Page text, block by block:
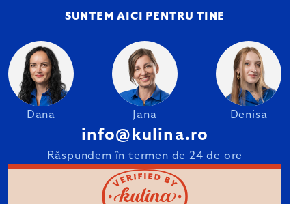
SUNTEM AICI PENTRU TINE
Dana Jana Denisa
info@kulina.ro
Răspundem în termen de 24 de ore